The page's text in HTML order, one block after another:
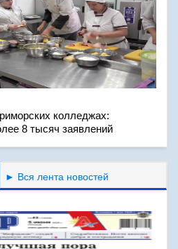
колледжах:
8 тысяч заявлений
► Вся лента новостей